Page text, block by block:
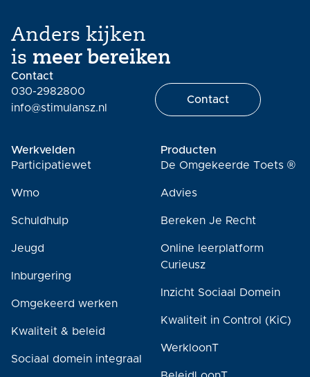
Anders kijken
is meer bereiken
Contact
030-2982800
info@stimulansz.nl
Contact
Werkvelden
Participatiewet
Wmo
Schuldhulp
Jeugd
Inburgering
Omgekeerd werken
Kwaliteit & beleid
Sociaal domein integraal
Producten
De Omgekeerde Toets ®
Advies
Bereken Je Recht
Online leerplatform
Curieusz
Inzicht Sociaal Domein
Kwaliteit in Control (KiC)
WerkloonT